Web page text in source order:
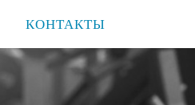
КОНТАКТЫ